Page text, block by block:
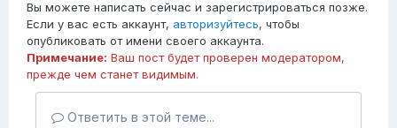
Вы можете написать сейчас и зарегистрироваться позже.
Если у вас есть аккаунт, авторизуйтесь, чтобы
опубликовать от имени своего аккаунта.
Примечание: Ваш пост будет проверен модератором,
прежде чем станет видимым.
Ответить в этой теме...